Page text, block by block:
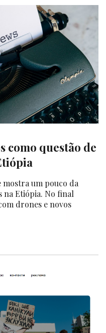
como questão de
um pouco da
na Etiópia. No final
drones e novos